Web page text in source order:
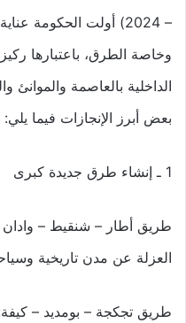
– 2024) أولت الحكومة
وخاصة الطرق، باعتبارها
الداخلية بالعاصمة والموانئ
بعض أبرز الإنجازات فيما يلي:
1 ـ إنشاء طرق جديدة كبرى
طريق أطار – شنقيط –
العزلة عن مدن تاريخية
طريق تجكجة – بومديد –